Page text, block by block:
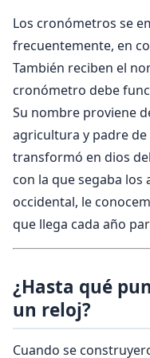
Los cronómetros se
frecuentemente, en
También reciben el
cronómetro debe
Su nombre proviene
agricultura y padre
transformó en dios
con la que segaba
occidental, le
que llega cada año
¿Hasta qué
un reloj?
Cuando se